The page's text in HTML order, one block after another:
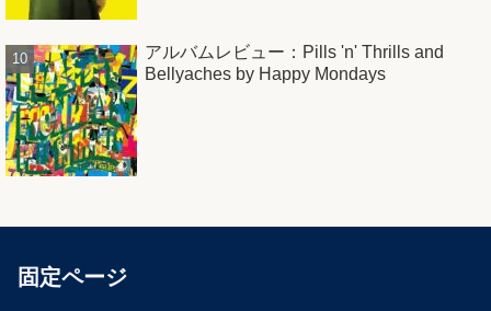
アルバムレビュー：Pills 'n' Thrills and
Bellyaches by Happy Mondays
固定ページ